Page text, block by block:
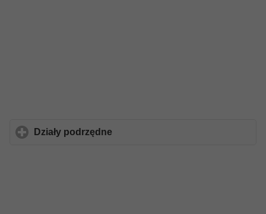
Działy podrzędne